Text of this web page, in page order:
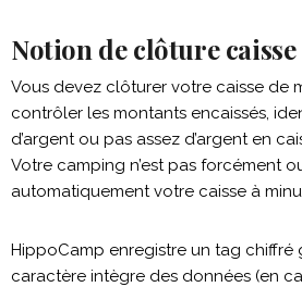
Notion de clôture caisse
Vous devez clôturer votre caisse de
contrôler les montants encaissés,
d’argent ou pas assez d’argent en
Votre camping n’est pas forcément
automatiquement votre caisse à
HippoCamp enregistre un tag chiffré
caractère intègre des données (en